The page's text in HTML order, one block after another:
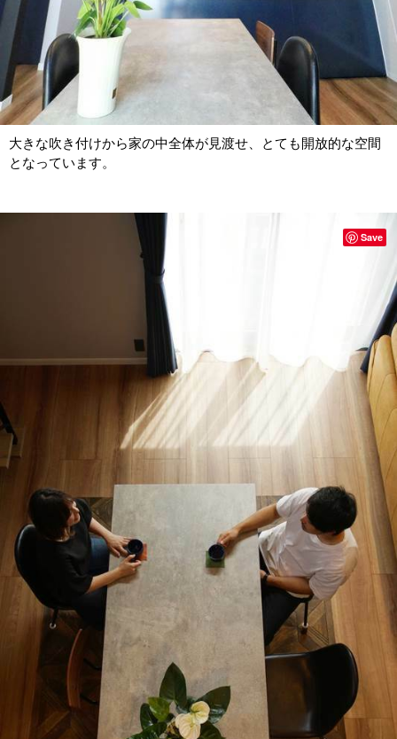
大きな吹き付けから家の中全体が見渡せ、とても開放的な空間
となっています。
Save